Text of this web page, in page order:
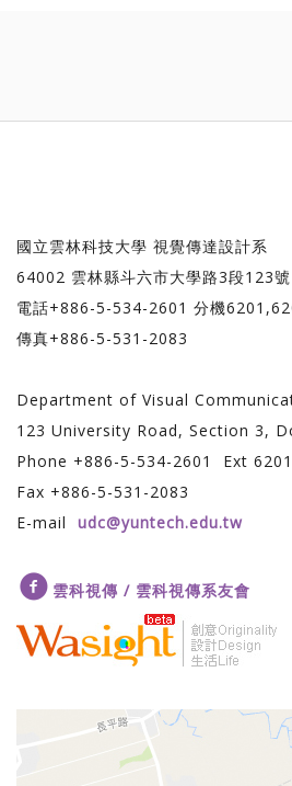
國立雲林科技大學 視覺傳達設計系
64002 雲林縣斗六市大學路3段123
電話+886-5-534-2601 分機
傳真+886-5-531-2083
Department of Visual
123 University Road, Section 3,
Phone +886-5-534-2601 Ext
Fax +886-5-531-2083
E-mail udc@yuntech.edu.tw
雲科視傳 / 雲科視傳系友會